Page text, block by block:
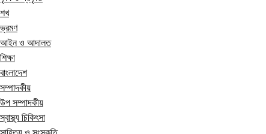
শখ
ভ্রমণ
আইন ও আদালত
শিক্ষা
বাংলাদেশ
সম্পাদকীয়
উপ সম্পাদকীয়
স্বাস্থ্য চিকিৎসা